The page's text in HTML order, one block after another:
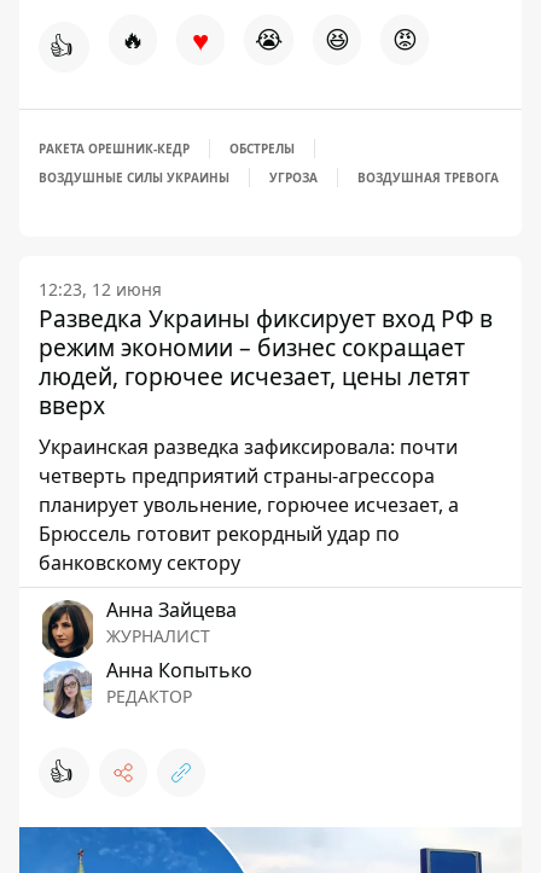
👍 🔥 ♥ 😭 😆 😡
РАКЕТА ОРЕШНИК-КЕДР
ОБСТРЕЛЫ
ВОЗДУШНЫЕ СИЛЫ УКРАИНЫ
УГРОЗА ВОЗДУШНАЯ ТРЕВОГА
12:23, 12 июня
Разведка Украины фиксирует вход РФ в
режим экономии – бизнес сокращает
людей, горючее исчезает, цены летят
вверх
Украинская разведка зафиксировала: почти
четверть предприятий страны-агрессора
планирует увольнение, горючее исчезает, а
Брюссель готовит рекордный удар по
банковскому сектору
Анна Зайцева
ЖУРНАЛИСТ
Анна Копытько
РЕДАКТОР
👍